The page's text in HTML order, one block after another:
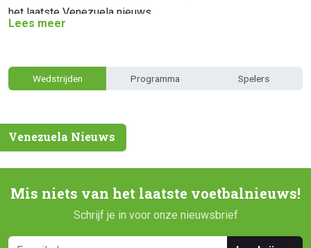
het laatste Venezuela nieuws.
Lees meer
Wedstrijden Programma Spelers
Venezuela Nieuws
Mis niets van het laatste voetbalnieuws!
Schrijf je in voor onze nieuwsbrief